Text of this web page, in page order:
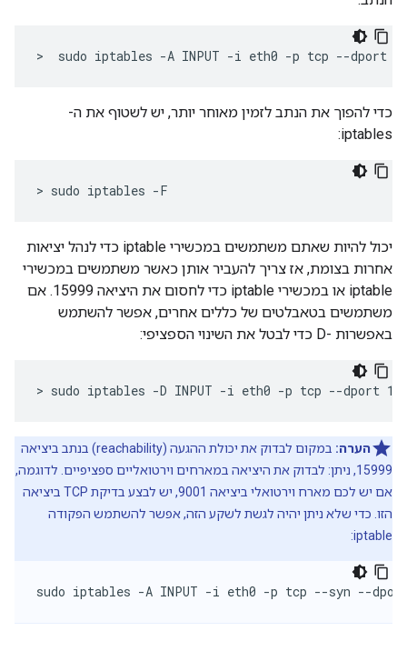
>  sudo iptables -A INPUT -i eth0 -p tcp --dport
כדי להפוך את הנתב לזמין מאוחר יותר, יש לשטוף את ה-
iptables:
> sudo iptables -F
יכול להיות שאתם משתמשים במכשירי iptable כדי לנהל יציאות
אחרות בצומת, אז צריך להעביר אותן כאשר משתמשים במכשירי
iptable או במכשירי iptable כדי לחסום את היציאה 15999. אם
משתמשים בטאבלטים של כללים אחרים, אפשר להשתמש
באפשרות -D כדי לבטל את השינוי הספציפי:
> sudo iptables -D INPUT -i eth0 -p tcp --dport
הערה:
במקום לבדוק את יכולת ההגעה (reachability) בנתב ביציאה
15999, ניתן: לבדוק את היציאה במארחים וירטואליים ספציפיים. לדוגמה,
אם יש לכם מארח וירטואלי ביציאה 9001, יש לבצע בדיקת TCP ביציאה
הזו. כדי שלא ניתן יהיה לגשת לשקע הזה, אפשר להשתמש הפקודה
iptable:
sudo iptables -A INPUT -i eth0 -p tcp --syn --